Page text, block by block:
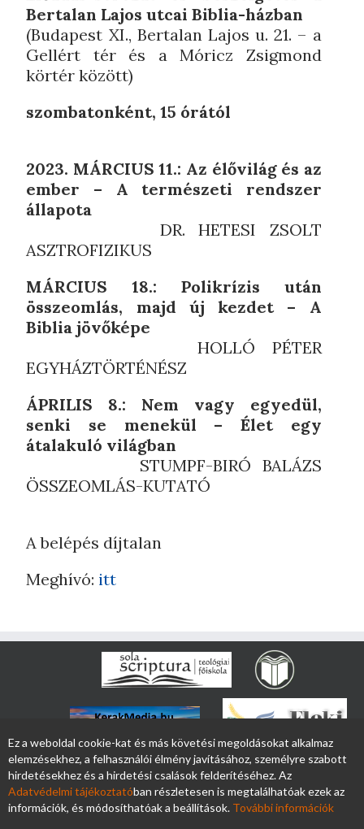
Bertalan Lajos utcaiBiblia-házban
(Budapest XI., Bertalan Lajos u. 21. – a
Gellért tér és a Móricz Zsigmond
körtér között)
szombatonként, 15 órától
2023. MÁRCIUS 11.: Az élővilág és az
ember – A természeti rendszer
állapota
DR. HETESI ZSOLT
ASZTROFIZIKUS
MÁRCIUS 18.: Polikrízis után
összeomlás, majd új kezdet – A
Biblia jövőképe
HOLLÓ PÉTER
EGYHÁZTÖRTÉNÉSZ
ÁPRILIS 8.: Nem vagy egyedül,
senki se menekül – Élet egy
átalakuló világban
STUMPF-BIRÓ BALÁZS
ÖSSZEOMLÁS-KUTATÓ
A belépés díjtalan
Meghívó: itt
Ez a weboldal cookie-kat és más követési megoldásokat alkalmaz
elemzésekhez, a felhasználói élmény javításához, személyre szabott
hirdetésekhez és a hirdetési csalások felderítéséhez. Az
Adatvédelmi tájékoztatóban részletesen is megtalálhatóak ezek az
információk, és módosíthatóak a beállítások. További információk